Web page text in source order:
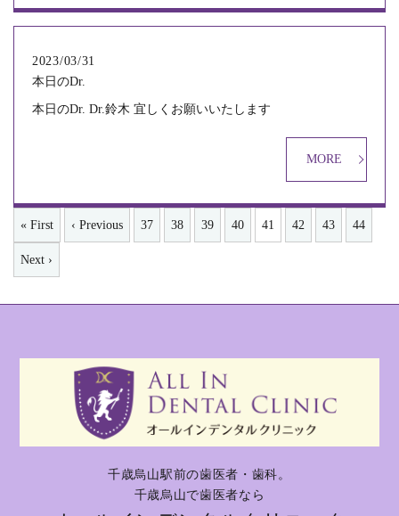
2023/03/31
本日のDr.
本日のDr. Dr.鈴木 宜しくお願いいたします
MORE
« First ‹ Previous 37 38 39 40 41 42 43 44
Next ›
千歳烏山駅前の歯医者・歯科。
千歳烏山で歯医者なら